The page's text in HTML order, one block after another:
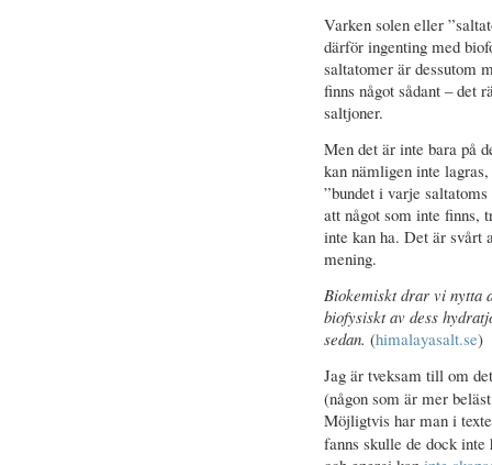
Varken solen eller
därför ingenting med
saltatomer är dessutom
finns något sådant – det
saltjoner.
Men det är inte bara på
kan nämligen inte
”bundet i varje
att något som inte finns,
inte kan ha. Det är svårt
mening.
Biokemiskt drar vi nytta
biofysiskt av dess
sedan. (himalayasalt.se)
Jag är tveksam till om
(någon som är mer
Möjligtvis har man i
fanns skulle de dock inte